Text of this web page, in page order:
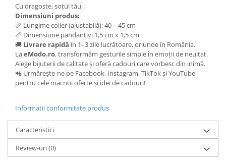
Cu dragoste, soțul tău.
Dimensiuni produs:
📏 Lungime colier (ajustabilă): 40 – 45 cm
📏 Dimensiune pandantiv: 1,5 cm x 1,5 cm
🚚 Livrare rapidăîn 1–3 zile lucrătoare, oriunde în România.
LaeModo.ro, transformăm gesturile simple în emoții de neuitat.
Alege bijuterii de calitate și oferă cadouri care vorbesc din inimă.
📲 Urmărește-ne pe Facebook, Instagram, TikTok și YouTube
pentru cele mai noi oferte și idei de cadouri!
Informatii conformitate produs
Caracteristici
Review-uri(0)